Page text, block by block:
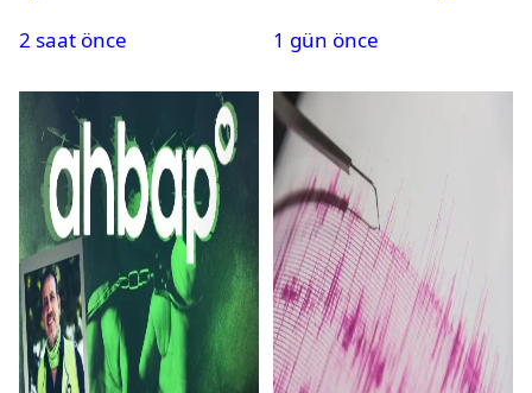
2 saat önce
1 gün önce